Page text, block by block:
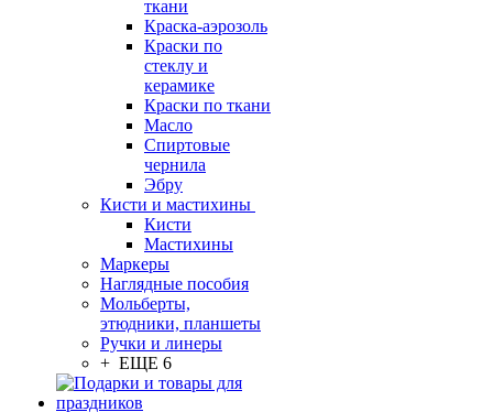
ткани
Краска-аэрозоль
Краски по
стеклу и
керамике
Краски по ткани
Масло
Спиртовые
чернила
Эбру
Кисти и мастихины
Кисти
Мастихины
Маркеры
Наглядные пособия
Мольберты,
этюдники, планшеты
Ручки и линеры
+ ЕЩЕ 6